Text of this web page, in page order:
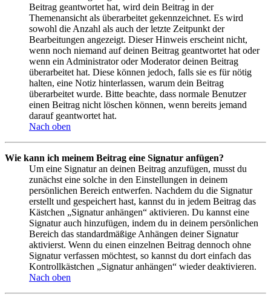
Beitrag geantwortet hat, wird dein Beitrag in der
Themenansicht als überarbeitet gekennzeichnet. Es wird
sowohl die Anzahl als auch der letzte Zeitpunkt der
Bearbeitungen angezeigt. Dieser Hinweis erscheint nicht,
wenn noch niemand auf deinen Beitrag geantwortet hat oder
wenn ein Administrator oder Moderator deinen Beitrag
überarbeitet hat. Diese können jedoch, falls sie es für nötig
halten, eine Notiz hinterlassen, warum dein Beitrag
überarbeitet wurde. Bitte beachte, dass normale Benutzer
einen Beitrag nicht löschen können, wenn bereits jemand
darauf geantwortet hat.
Nach oben
Wie kann ich meinem Beitrag eine Signatur anfügen?
Um eine Signatur an deinen Beitrag anzufügen, musst du
zunächst eine solche in den Einstellungen in deinem
persönlichen Bereich entwerfen. Nachdem du die Signatur
erstellt und gespeichert hast, kannst du in jedem Beitrag das
Kästchen „Signatur anhängen“ aktivieren. Du kannst eine
Signatur auch hinzufügen, indem du in deinem persönlichen
Bereich das standardmäßige Anhängen deiner Signatur
aktivierst. Wenn du einen einzelnen Beitrag dennoch ohne
Signatur verfassen möchtest, so kannst du dort einfach das
Kontrollkästchen „Signatur anhängen“ wieder deaktivieren.
Nach oben